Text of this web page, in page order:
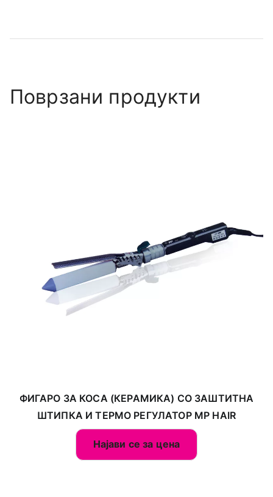
Поврзани продукти
ФИГАРО ЗА КОСА (КЕРАМИКА) СО ЗАШТИТНА
ШТИПКА И ТЕРМО РЕГУЛАТОР MP HAIR
Најави се за цена